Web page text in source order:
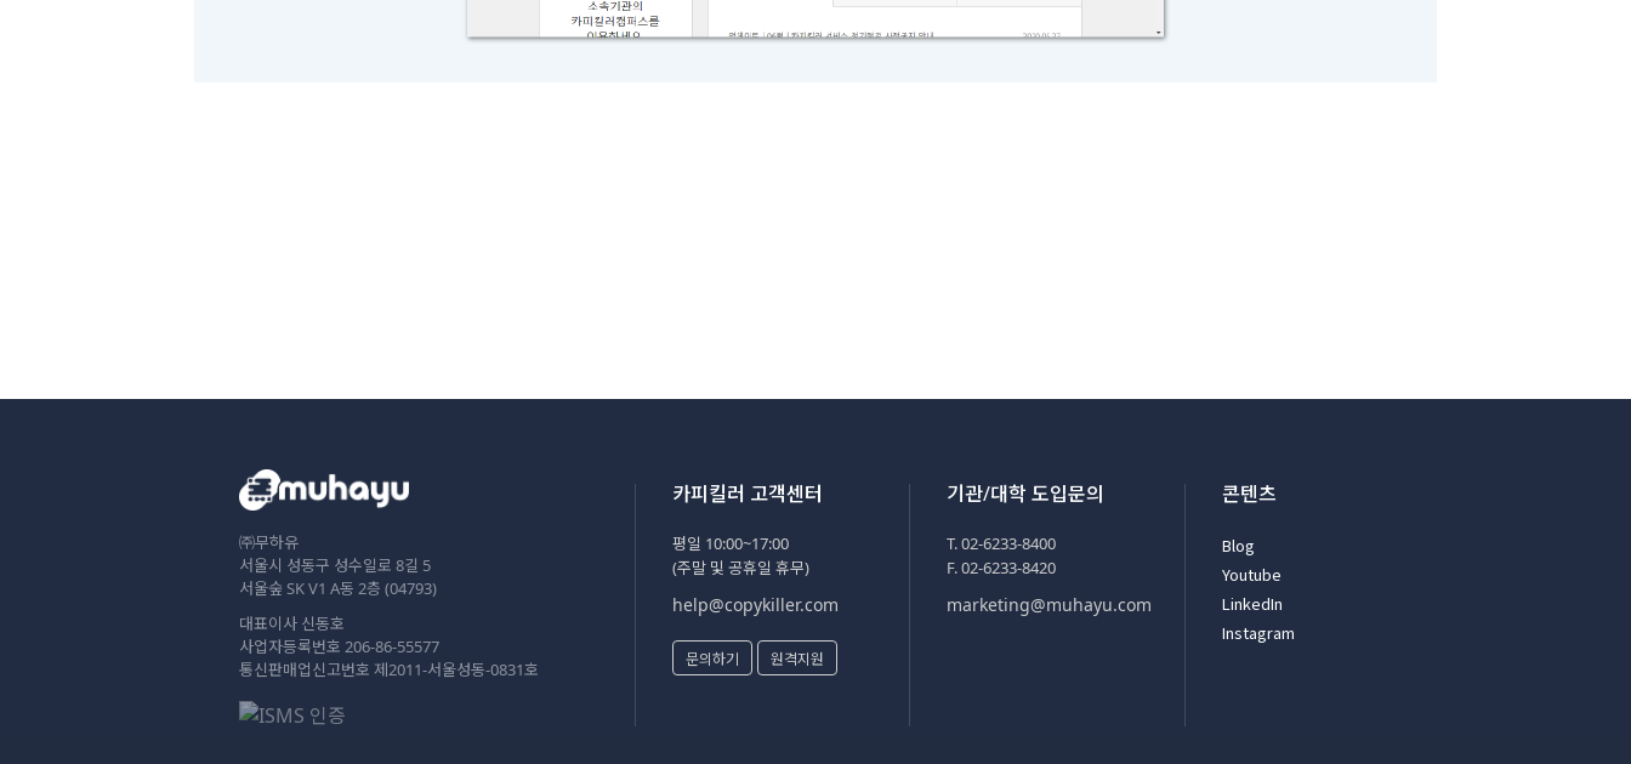
㈜무하유
서울시 성동구 성수일로 8길 5
서울숲 SK V1 A동 2층 (04793)
대표이사 신동호
사업자등록번호 206-86-55577
통신판매업신고번호 제2011-서울성동-0831호
카피킬러 고객센터
평일 10:00~17:00
(주말 및 공휴일 휴무)
help@copykiller.com
문의하기 원격지원
기관/대학 도입문의
T. 02-6233-8400
F. 02-6233-8420
marketing@muhayu.com
콘텐츠
Blog
Youtube
LinkedIn
Instagram